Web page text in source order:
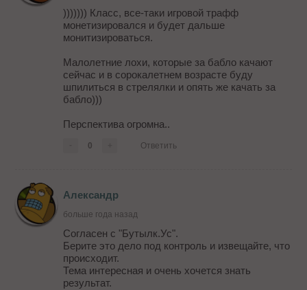
))))))) Класс, все-таки игровой трафф
монетизировался и будет дальше
монитизироваться.
Малолетние лохи, которые за бабло качают
сейчас и в сорокалетнем возрасте буду
шпилиться в стрелялки и опять же качать за
бабло)))
Перспектива огромна..
0 Ответить
Александр
больше года назад
Согласен с "Бутылк.Ус".
Берите это дело под контроль и извещайте, что
происходит.
Тема интересная и очень хочется знать
результат.